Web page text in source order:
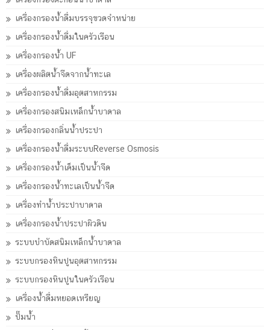
เครื่องกรองน้ำดื่มบรรจุขวดจำหน่าย
เครื่องกรองน้ำดื่มในครัวเรือน
เครื่องกรองน้ำ UF
เครื่องผลิตน้ำจืดจากน้ำทะเล
เครื่องกรองน้ำดื่มอุตสาหกรรม
เครื่องกรองสนิมเหล็กน้ำบาดาล
เครื่องกรองกลิ่นน้ำประปา
เครื่องกรองน้ำดื่มระบบReverse Osmosis
เครื่องกรองน้ำเค็มเป็นน้ำจืด
เครื่องกรองน้ำทะเลเป็นน้ำจืด
เครื่องทำน้ำประปาบาดาล
เครื่องกรองน้ำประปาผิวดิน
ระบบบำบัดสนิมเหล็กน้ำบาดาล
ระบบกรองหินปูนอุตสาหกรรม
ระบบกรองหินปูนในครัวเรือน
เครื่องน้ำดื่มหยอดเหรียญ
ปั๊มน้ำ